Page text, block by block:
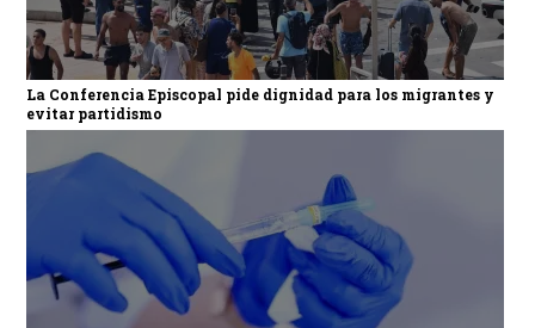
La Conferencia Episcopal pide dignidad para los migrantes y
evitar partidismo